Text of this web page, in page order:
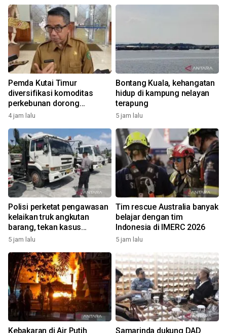
Pemda Kutai Timur
diversifikasi komoditas
perkebunan dorong
perekonomian
4 jam lalu
Bontang Kuala, kehangatan
hidup di kampung nelayan
terapung
5 jam lalu
Polisi perketat pengawasan
kelaikan truk angkutan
barang, tekan kasus
kecelakaan
5 jam lalu
Tim rescue Australia banyak
belajar dengan tim
Indonesia di IMERC 2026
5 jam lalu
Kebakaran di Air Putih Samarinda dukung DAD